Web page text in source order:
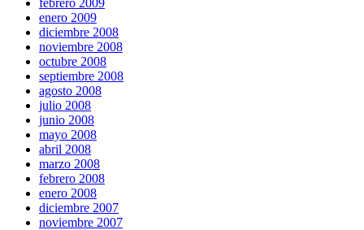
enero 2009
diciembre 2008
noviembre 2008
octubre 2008
septiembre 2008
agosto 2008
julio 2008
junio 2008
mayo 2008
abril 2008
marzo 2008
febrero 2008
enero 2008
diciembre 2007
noviembre 2007